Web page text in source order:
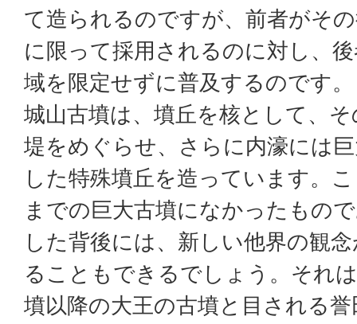
て造られるのですが、前者がそ
に限って採用されるのに対し、
域を限定せずに普及するのです。
城山古墳は、墳丘を核として、
堤をめぐらせ、さらに内濠には
した特殊墳丘を造っています。
までの巨大古墳になかったもの
した背後には、新しい他界の観
ることもできるでしょう。それ
墳以降の大王の古墳と目される